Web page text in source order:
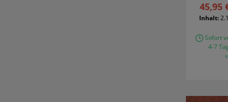
45,95
Inhalt:
Sofort
4-7